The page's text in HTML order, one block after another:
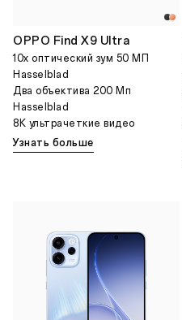
OPPO Find X9 Ultra
10x оптический зум 50 МП
Hasselblad
Два объектива 200 Мп
Hasselblad
8K ультрачеткие видео
Узнать больше